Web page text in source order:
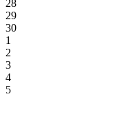
28
29
30
1
2
3
4
5